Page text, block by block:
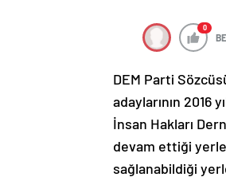
0
DEM Parti
adaylarının 2016
İnsan Hakları
devam ettiği
sağlanabildiği